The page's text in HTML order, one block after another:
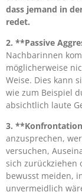
dass jemand in
redet.
2. **Passive
Nachbarinnen
möglicherweise
Weise. Dies kann
wie zum Beispiel
absichtlich laute
3.
anzusprechen,
versuchen,
sich zurückziehen
bewusst meiden,
unvermeidlich